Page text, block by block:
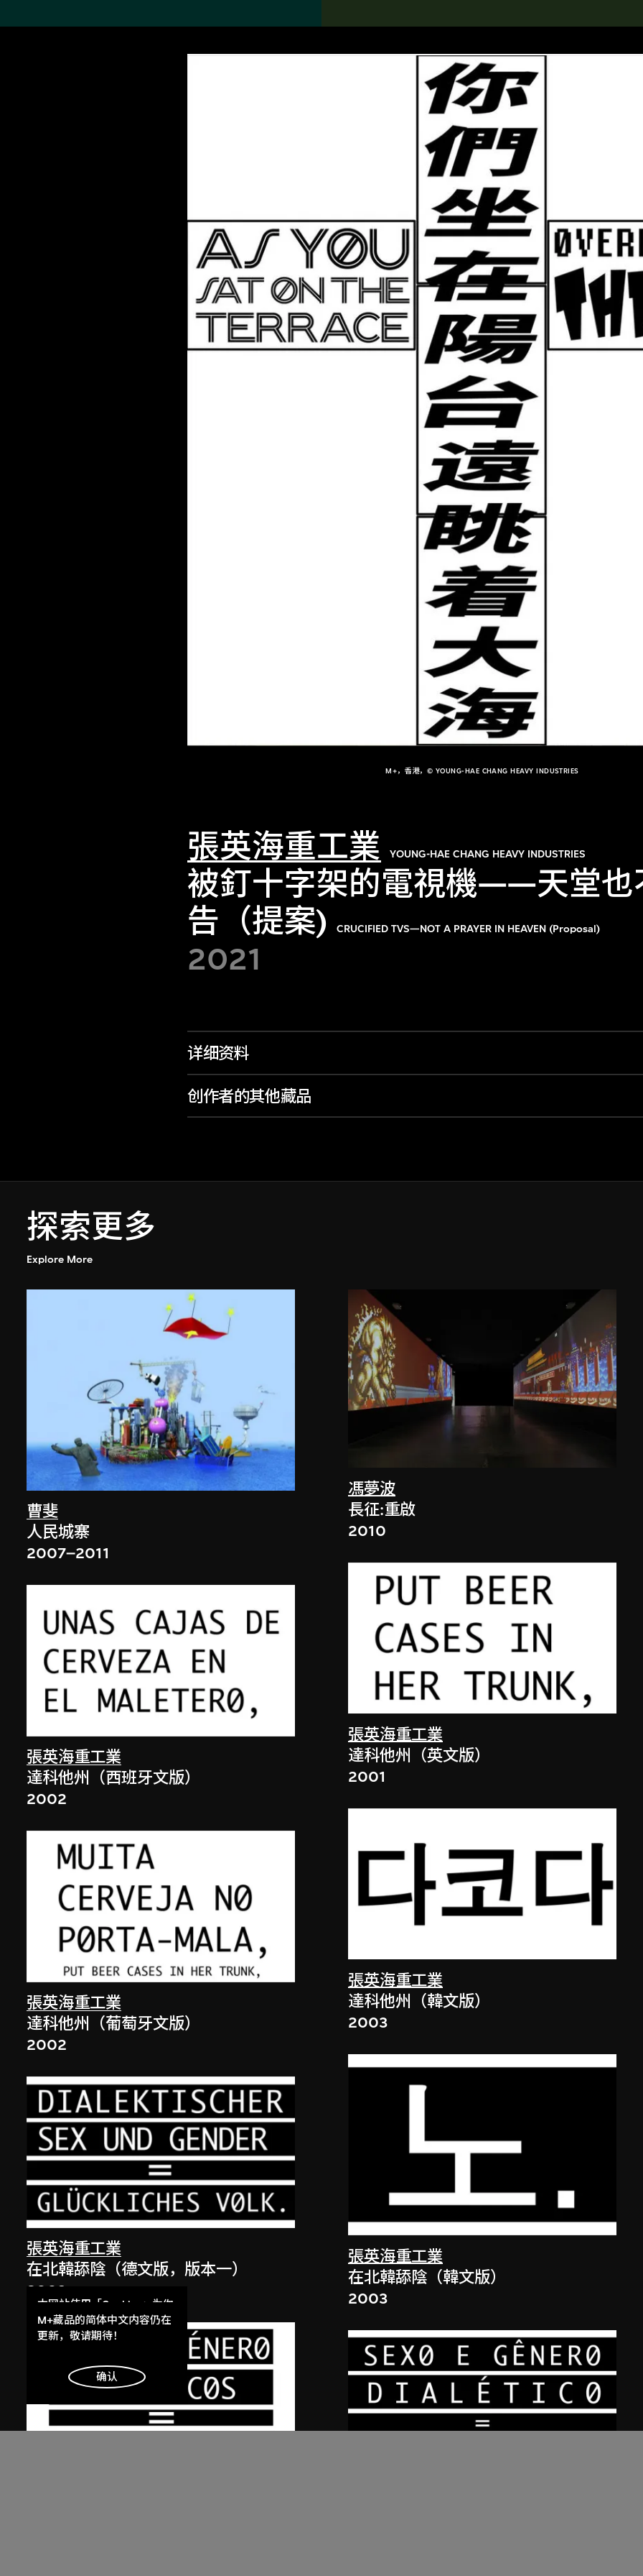
M+，香港，© YOUNG-HAE CHANG HEAVY INDUSTRIES
張英海重工業 YOUNG-HAE CHANG HEAVY INDUSTRIES
被釘十字架的電視機——天堂也
告（提案)
CRUCIFIED TVS—NOT A PRAYER IN HEAVEN (Proposal)
2021
详细资料
创作者的其他藏品
探索更多
Explore More
曹斐
人民城寨
2007–2011
張英海重工業
達科他州（西班牙文版）
2002
張英海重工業
達科他州（葡萄牙文版）
2002
張英海重工業
在北韓舔陰（德文版，版本一）
2003
馮夢波
長征:重啟
2010
張英海重工業
達科他州（英文版）
2001
張英海重工業
達科他州（韓文版）
2003
張英海重工業
在北韓舔陰（韓文版）
2003
本网站使用「Cookies」为你
提供最好的网站体验。
了解更多
明白
M+藏品的简体中文内容仍在
更新，敬请期待！
确认
关于M+藏品
探索世界顶级的二十及二十